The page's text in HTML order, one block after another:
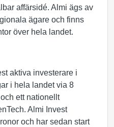
affärsidé. Almi ägs av
ägare och finns
över hela landet.
aktiva investerare i
i hela landet via 8
ett nationellt
Almi Invest
och har sedan start